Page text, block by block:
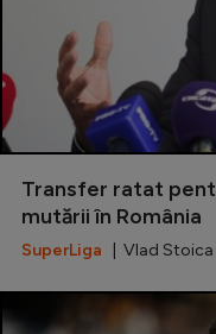
Ligue 1
EURO
Transfer ratat
mutării în România
SuperLiga | Vlad Stoica